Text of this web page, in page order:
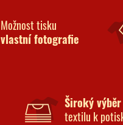
Možnost tisku
vlastní fotografie
Široký výběr
textilu k